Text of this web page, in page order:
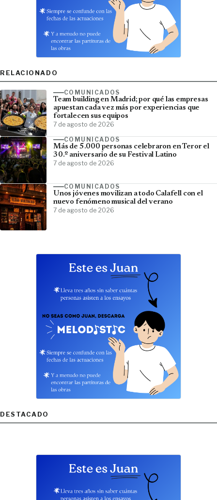
RELACIONADO
COMUNICADOS
Team building en Madrid; por qué las empresas
apuestan cada vez más por experiencias que
fortalecen sus equipos
7 de agosto de 2026
COMUNICADOS
Más de 5.000 personas celebraron en Teror el
30.º aniversario de su Festival Latino
7 de agosto de 2026
COMUNICADOS
Unos jóvenes movilizan a todo Calafell con el
nuevo fenómeno musical del verano
7 de agosto de 2026
DESTACADO